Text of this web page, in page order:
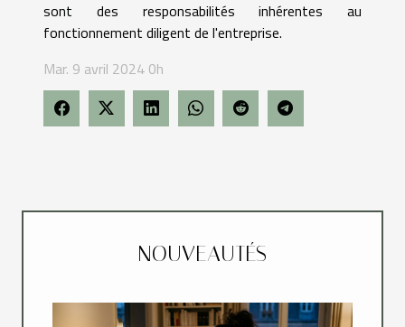
sont des responsabilités inhérentes au
fonctionnement diligent de l'entreprise.
Mar. 9 avril 2024 0h
NOUVEAUTÉS